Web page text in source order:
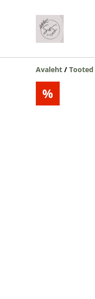
Avaleht / Tooted
%